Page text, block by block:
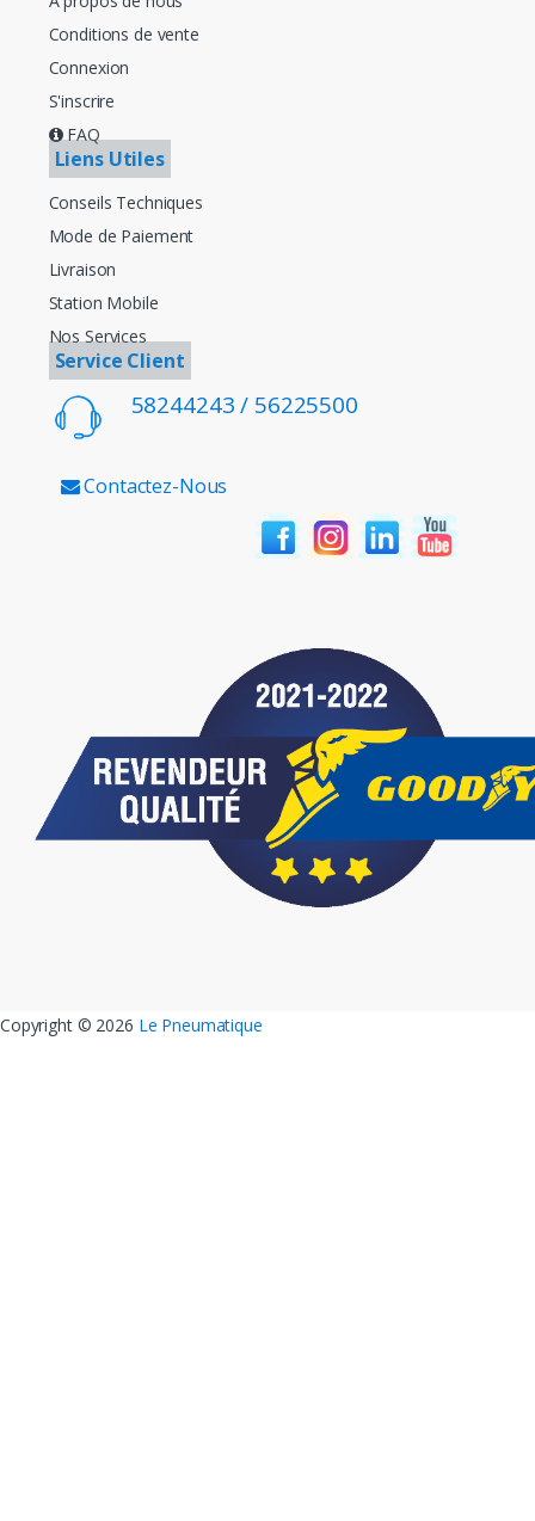
Conditions de vente
Connexion
S'inscrire
FAQ
Liens Utiles
Conseils Techniques
Mode de Paiement
Livraison
Station Mobile
Nos Services
Service Client
58244243 / 56225500
Contactez-Nous
Copyright © 2026 Le Pneumatique